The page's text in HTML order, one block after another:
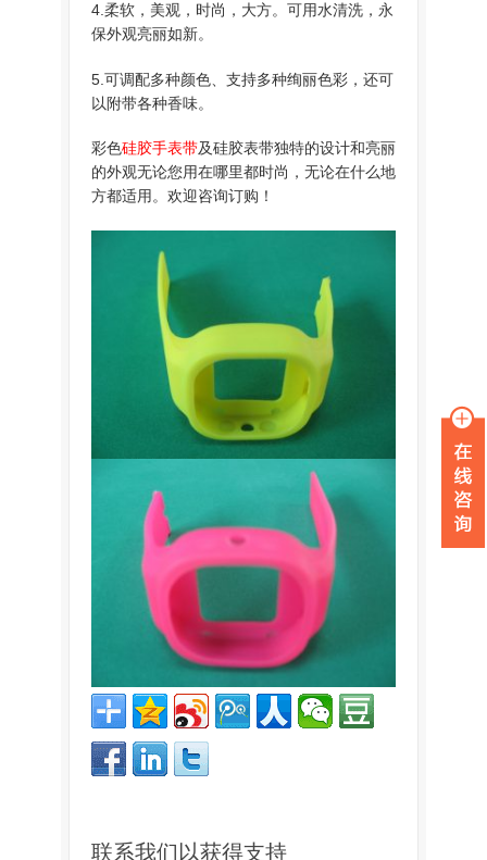
4.柔软，美观，时尚，大方。可用水清洗，永
保外观亮丽如新。
5.可调配多种颜色、支持多种绚丽色彩，还可
以附带各种香味。
彩色硅胶手表带及硅胶表带独特的设计和亮丽
的外观无论您用在哪里都时尚，无论在什么地
方都适用。欢迎咨询订购！
联系我们以获得支持